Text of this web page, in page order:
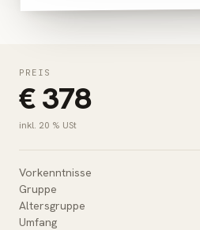
PREIS
€ 378
inkl. 20 % USt
Vorkenntnisse
Gruppe
Altersgruppe
Umfang